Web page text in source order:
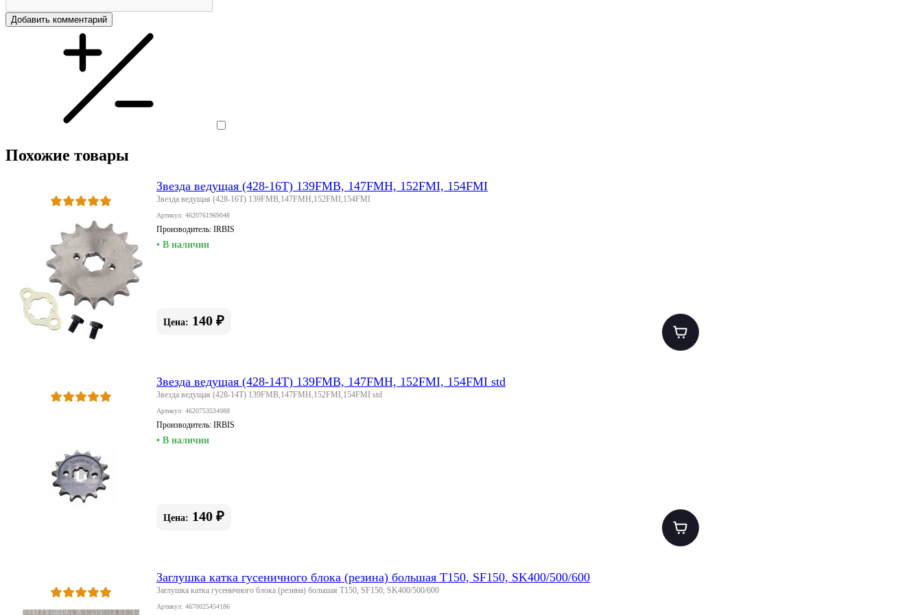
Добавить комментарий
Похожие товары
Звезда ведущая (428-16T) 139FMB, 147FMH, 152FMI, 154FMI
Звезда ведущая (428-16T) 139FMB,147FMH,152FMI,154FMI
Артикул: 4620761969048
Производитель: IRBIS
• В наличии
Цена: 140 ₽
Звезда ведущая (428-14Т) 139FMB, 147FMH, 152FMI, 154FMI std
Звезда ведущая (428-14Т) 139FMB,147FMH,152FMI,154FMI std
Артикул: 4620753534988
Производитель: IRBIS
• В наличии
Цена: 140 ₽
Заглушка катка гусеничного блока (резина) большая T150, SF150, SK400/500/600
Заглушка катка гусеничного блока (резина) большая T150, SF150, SK400/500/600
Артикул: 4670025454186